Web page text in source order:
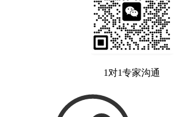
1对1专家沟通